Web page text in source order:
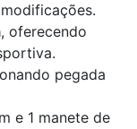
, oferecendo
pegada
e 1 manete de